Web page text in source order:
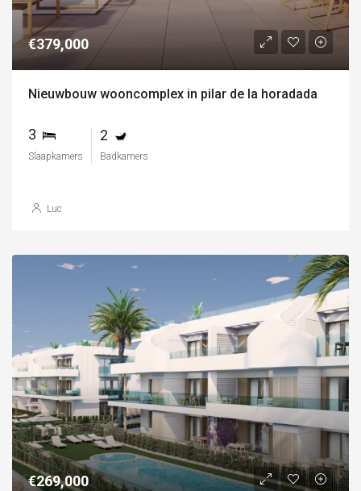
€379,000
Nieuwbouw wooncomplex in pilar de la horadada
3
Slaapkamers
2
Badkamers
Luc
€269,000